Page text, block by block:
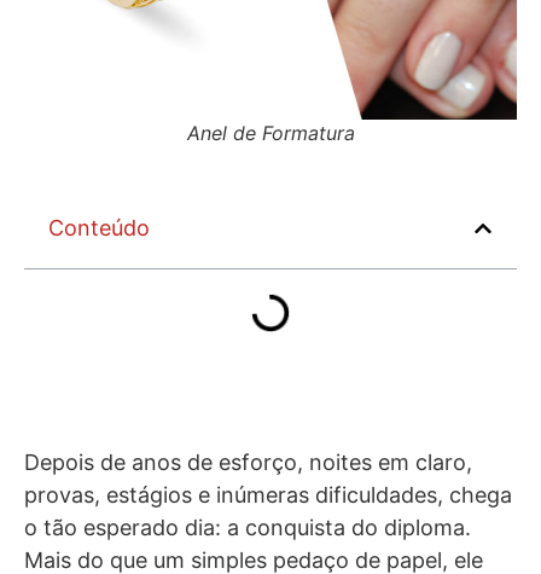
Anel de Formatura
Conteúdo
Depois de anos de esforço, noites em claro,
provas, estágios e inúmeras dificuldades, chega
o tão esperado dia: a conquista do diploma.
Mais do que um simples pedaço de papel, ele